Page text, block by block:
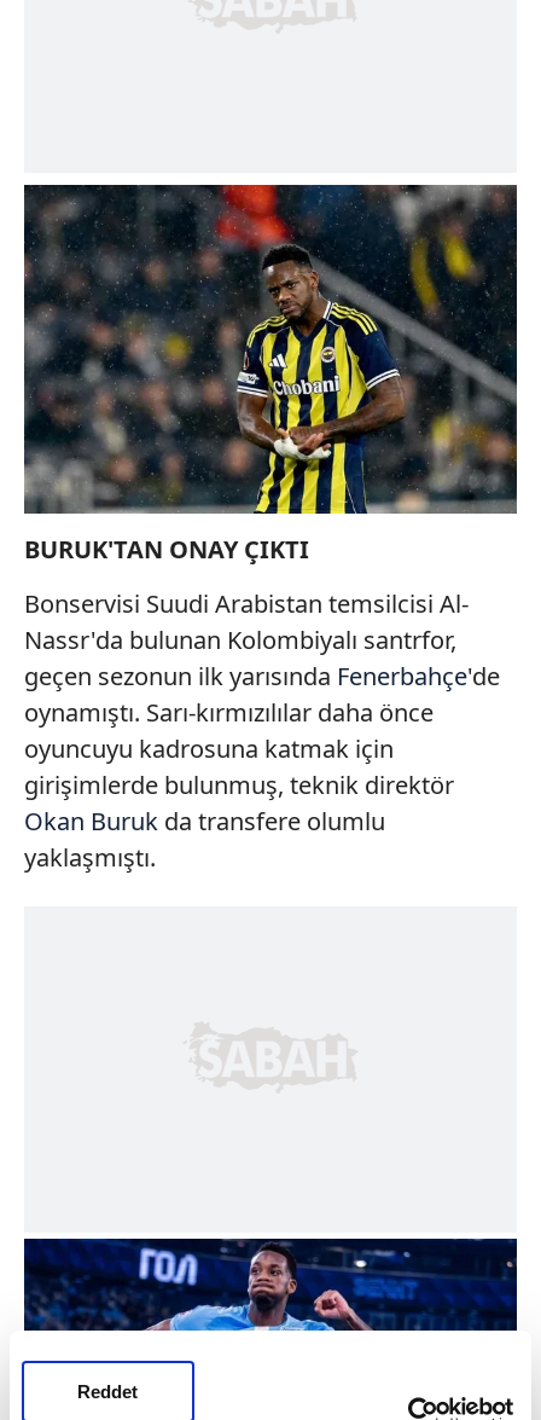
Reddet
BURUK'TAN ONAY ÇIKTI
Bonservisi Suudi Arabistan temsilcisi Al-
Nassr'da bulunan Kolombiyalı santrfor,
geçen sezonun ilk yarısında Fenerbahçe'de
oynamıştı. Sarı-kırmızılılar daha önce
oyuncuyu kadrosuna katmak için
girişimlerde bulunmuş, teknik direktör
Okan Buruk da transfere olumlu
yaklaşmıştı.